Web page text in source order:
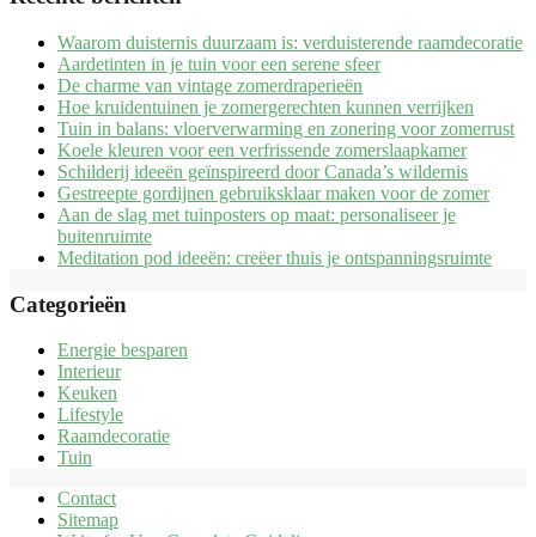
Waarom duisternis duurzaam is: verduisterende raamdecoratie
Aardetinten in je tuin voor een serene sfeer
De charme van vintage zomerdraperieën
Hoe kruidentuinen je zomergerechten kunnen verrijken
Tuin in balans: vloerverwarming en zonering voor zomerrust
Koele kleuren voor een verfrissende zomerslaapkamer
Schilderij ideeën geïnspireerd door Canada’s wildernis
Gestreepte gordijnen gebruiksklaar maken voor de zomer
Aan de slag met tuinposters op maat: personaliseer je
buitenruimte
Meditation pod ideeën: creëer thuis je ontspanningsruimte
Categorieën
Energie besparen
Interieur
Keuken
Lifestyle
Raamdecoratie
Tuin
Contact
Sitemap